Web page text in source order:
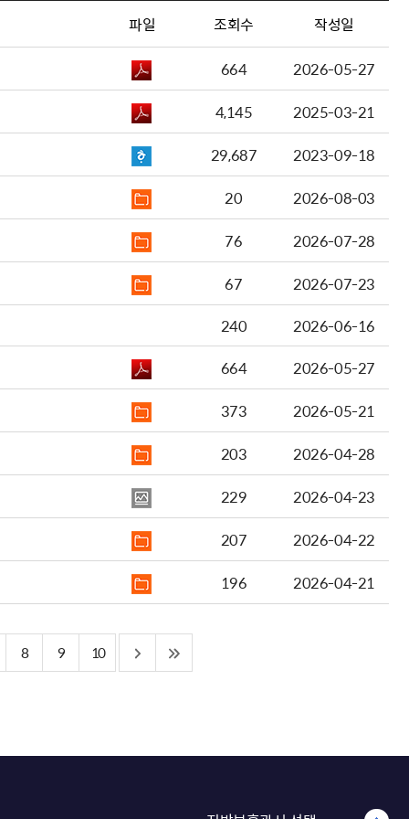
파일 조회수 작성일
664
2026-05-27
4,145
2025-03-21
29,687
2023-09-18
20
2026-08-03
76
2026-07-28
67
2026-07-23
240
2026-06-16
664
2026-05-27
373
2026-05-21
203
2026-04-28
229
2026-04-23
207
2026-04-22
196
2026-04-21
8 9 10